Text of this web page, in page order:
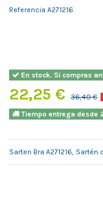
Referencia A271216
En stock. Si compras
22,25 € 36,40 €
Tiempo entrega
Sarten Bra A271216, Sartén